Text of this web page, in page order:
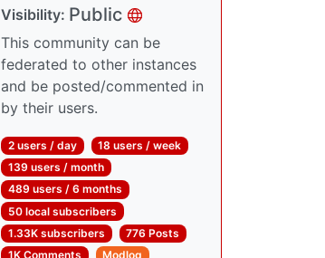
Visibility: Public
This community can be
federated to other instances
and be posted/commented in
by their users.
2 users / day
18 users / week
139 users / month
489 users / 6 months
50 local subscribers
1.33K subscribers
776 Posts
1K Comments
Modlog